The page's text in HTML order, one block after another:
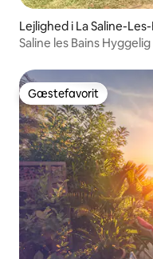
Lejlighed i La Saline-
Saline les Bains
Gæstefavorit
Gæstefavorit